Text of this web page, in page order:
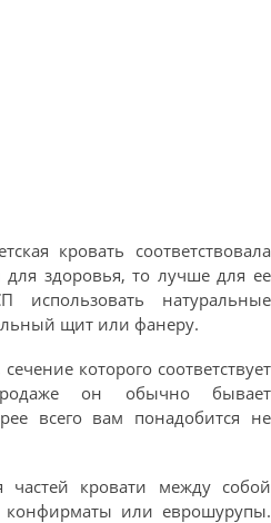
кровать соответствовала
для здоровья, то лучше для ее
использовать натуральные
щит или фанеру.
которого соответствует
он обычно бывает
всего вам понадобится не
частей кровати между собой
конфирматы или еврошурупы.